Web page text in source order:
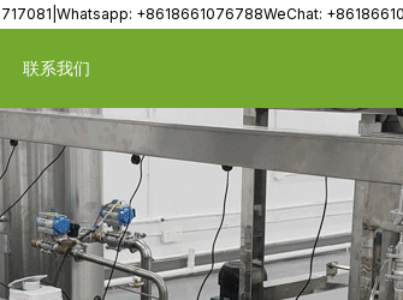
+8618661076788WeChat:
联系我们